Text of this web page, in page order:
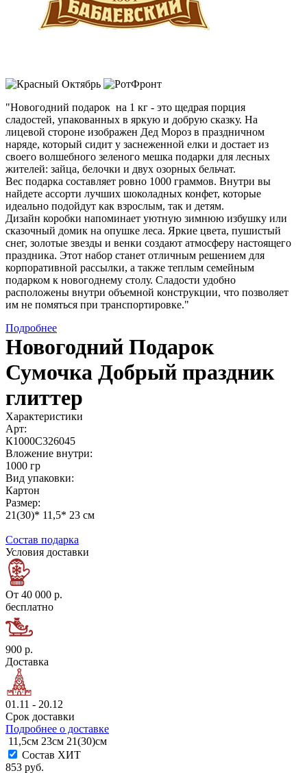
"Новогодний подарок на 1 кг - это щедрая порция
сладостей, упакованных в яркую и добрую сказку. На
лицевой стороне изображен Дед Мороз в праздничном
наряде, который сидит у заснеженной елки и достает из
своего волшебного зеленого мешка подарки для лесных
жителей: зайца, белочки и двух озорных бельчат.
Вес подарка составляет ровно 1000 граммов. Внутри вы
найдете ассорти лучших шоколадных конфет, которые
идеально подойдут как взрослым, так и детям.
Дизайн коробки напоминает уютную зимнюю избушку или
сказочный домик на опушке леса. Яркие цвета, пушистый
снег, золотые звезды и венки создают атмосферу настоящего
праздника. Этот набор станет отличным решением для
корпоративной рассылки, а также теплым семейным
подарком к новогоднему столу. Сладости удобно
расположены внутри объемной конструкции, что позволяет
им не помяться при транспортировке."
Подробнее
Новогодний Подарок
Сумочка Добрый праздник
глиттер
Характеристики
Арт:
К1000С326045
Вложение внутри:
1000 гр
Вид упаковки:
Картон
Размер:
21(30)* 11,5* 23 см
Состав подарка
Условия доставки
От 40 000 р.
бесплатно
900 р.
Доставка
01.11 - 20.12
Срок доставки
Подробнее о доставке
11,5см 23см 21(30)см
Состав ХИТ
853 руб.